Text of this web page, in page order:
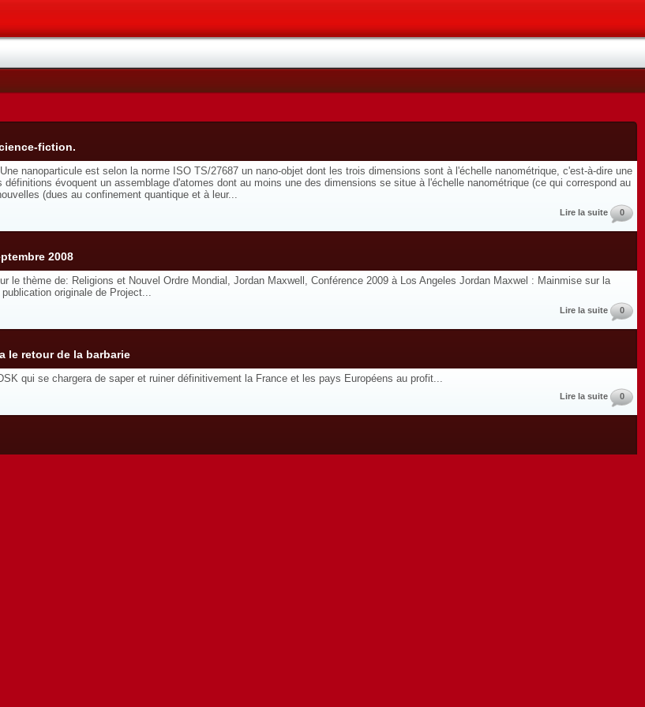
fiction.
nanoparticule est selon la norme ISO TS/27687 un nano-objet dont les trois dimensions sont à l'échelle nanométrique, c'est-à-dire une
évoquent un assemblage d'atomes dont au moins une des dimensions se situe à l'échelle nanométrique (ce qui correspond au
(dues au confinement quantique et à leur...
Lire la suite 0
2008
thème de: Religions et Nouvel Ordre Mondial, Jordan Maxwell, Conférence 2009 à Los Angeles Jordan Maxwel : Mainmise sur la
originale de Project...
Lire la suite 0
le retour de la barbarie
qui se chargera de saper et ruiner définitivement la France et les pays Européens au profit...
Lire la suite 0